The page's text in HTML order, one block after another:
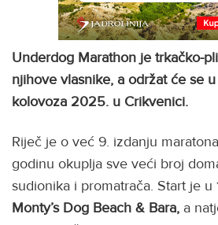
Underdog Marathon je trkačko-
njihove vlasnike, a održat će se
kolovoza 2025. u Crikvenici.
Riječ je o već 9. izdanju
godinu okuplja sve veći broj
sudionika i promatrača. Start je u
Monty’s Dog Beach & Bara, a